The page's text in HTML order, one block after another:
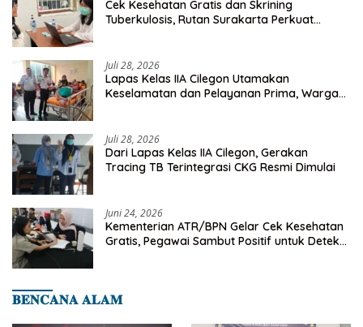
Cek Kesehatan Gratis dan Skrining
Tuberkulosis, Rutan Surakarta Perkuat
Juli 28, 2026
Lapas Kelas IIA Cilegon Utamakan
Keselamatan dan Pelayanan Prima, Warga
Juli 28, 2026
Dari Lapas Kelas IIA Cilegon, Gerakan
Tracing TB Terintegrasi CKG Resmi Dimulai
Juni 24, 2026
Kementerian ATR/BPN Gelar Cek Kesehatan
Gratis, Pegawai Sambut Positif untuk Deteksi
𝐁𝐄𝐍𝐂𝐀𝐍𝐀 𝐀𝐋𝐀𝐌